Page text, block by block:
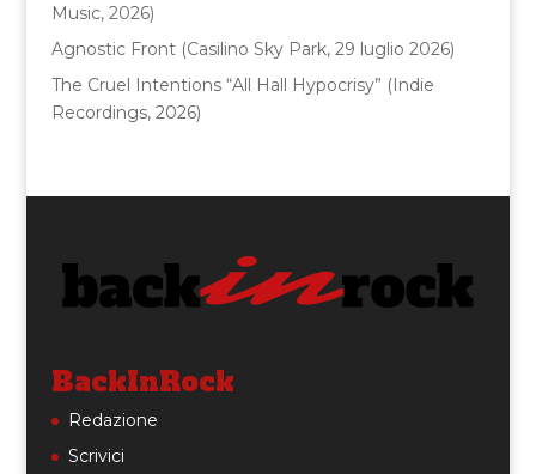
Music, 2026)
Agnostic Front (Casilino Sky Park, 29 luglio 2026)
The Cruel Intentions “All Hall Hypocrisy” (Indie
Recordings, 2026)
BackInRock
Redazione
Scrivici